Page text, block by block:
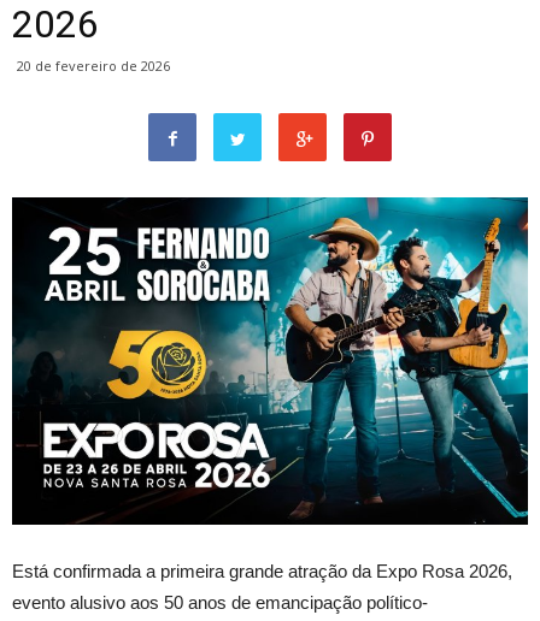
2026
20 de fevereiro de 2026
Está confirmada a primeira grande atração da Expo Rosa 2026,
evento alusivo aos 50 anos de emancipação político-